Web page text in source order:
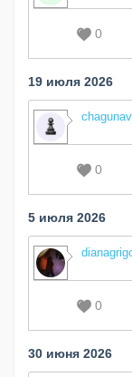
0
19 июля 2026
0
5 июля 2026
0
30 июня 2026